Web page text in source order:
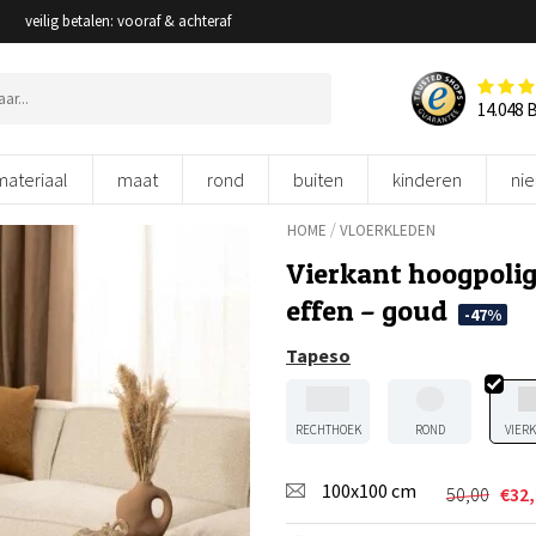
veilig betalen: vooraf & achteraf
14.048
maat rond buiten kinderen
HOME /VLOERKLEDEN
Vierkant
effen – goud
-47%
Tapeso
RECHTHOEK ROND
100x100 cm 50,00
prijs
€
Huidige
prijs